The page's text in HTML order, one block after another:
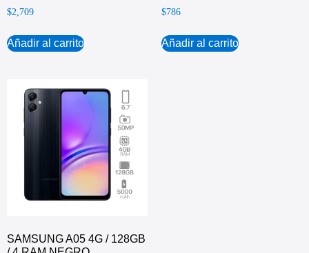
$2,709
Añadir al carrito
$786
Añadir al carrito
SAMSUNG A05 4G / 128GB